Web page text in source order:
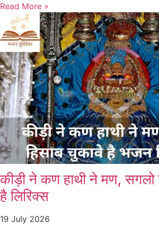
Read More »
कीड़ी ने कण हाथी ने मण, सगलो
है लिरिक्स
19 July 2026